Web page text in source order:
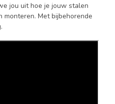
zwart kapje
jou uit hoe je jouw stalen
monteren. Met bijbehorende